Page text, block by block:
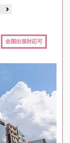
全国出張対応可